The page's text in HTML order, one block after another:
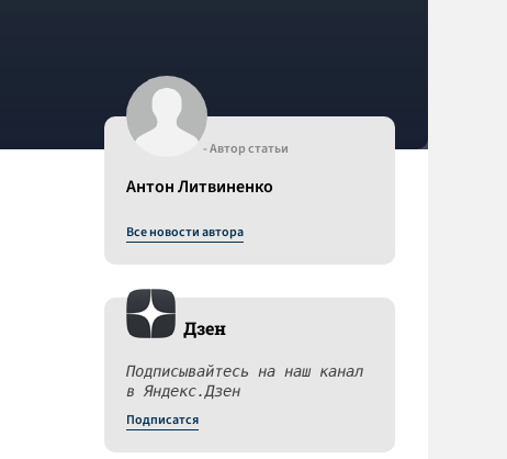
- Автор статьи
Антон Литвиненко
Все новости автора
Дзен
Подписывайтесь на наш канал
в Яндекс.Дзен
Подписатся